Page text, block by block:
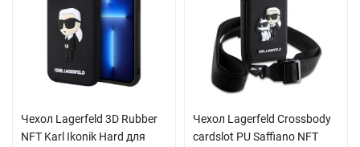
Чехол Lagerfeld 3D Rubber
NFT Karl Ikonik Hard для
Чехол Lagerfeld Crossbody
cardslot PU Saffiano NFT